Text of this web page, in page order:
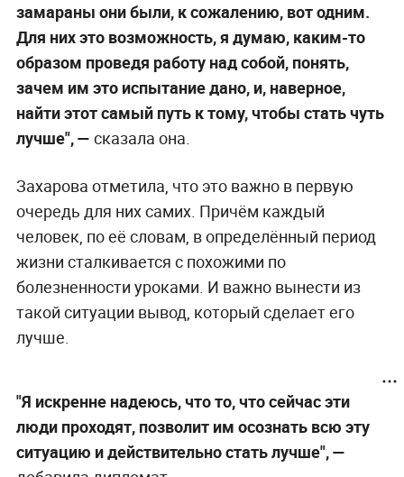
замараны они были, к сожалению, вот одним.
Для них это возможность, я думаю, каким-то
образом проведя работу над собой, понять,
зачем им это испытание дано, и, наверное,
найти этот самый путь к тому, чтобы стать чуть
лучше", — сказала она.
Захарова отметила, что это важно в первую
очередь для них самих. Причём каждый
человек, по её словам, в определённый период
жизни сталкивается с похожими по
болезненности уроками. И важно вынести из
такой ситуации вывод, который сделает его
лучше.
"Я искренне надеюсь, что то, что сейчас эти
люди проходят, позволит им осознать всю эту
ситуацию и действительно стать лучше", —